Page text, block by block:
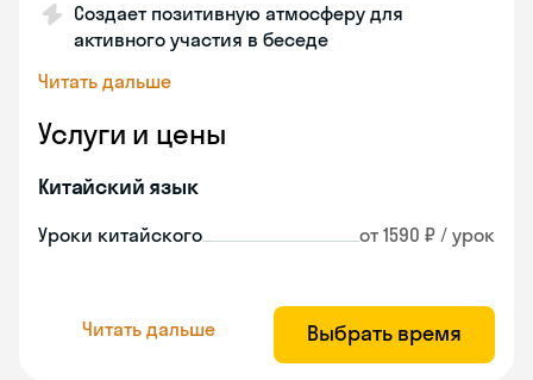
Создает позитивную атмосферу для
активного участия в беседе
Читать дальше
Услуги и цены
Китайский язык
Уроки китайского от 1590 ₽ / урок
Читать дальше Выбрать время